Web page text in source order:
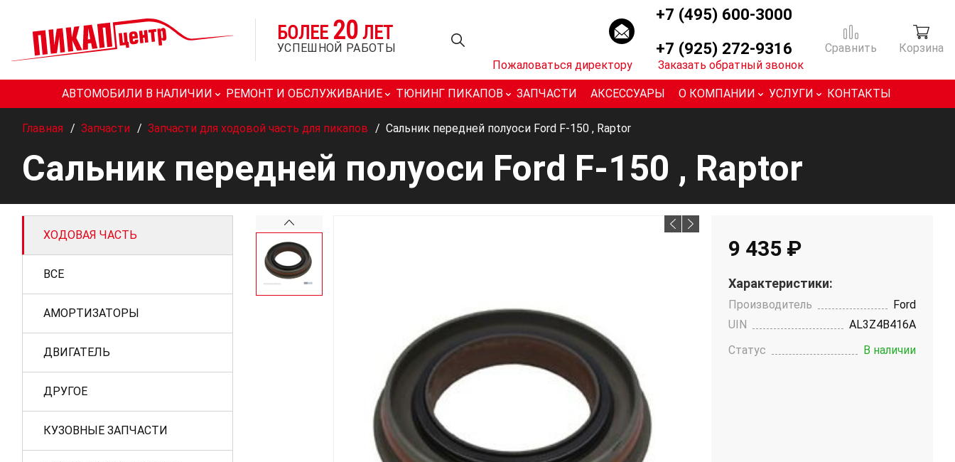
БОЛЕЕ 20 ЛЕТ
УСПЕШНОЙ РАБОТЫ
+7 (495) 600-3000
+7 (925) 272-9316
Пожаловаться директору Заказать обратный звонок
Сравнить Корзина
АВТОМОБИЛИ В НАЛИЧИИ РЕМОНТ И ОБСЛУЖИВАНИЕ ТЮНИНГ ПИКАПОВ ЗАПЧАСТИ АКСЕССУАРЫ О КОМПАНИИ УСЛУГИ КОНТАКТЫ
Главная / Запчасти / Запчасти для ходовой часть для пикапов / Сальник передней полуоси Ford F-150 , Raptor
Сальник передней полуоси Ford F-150 , Raptor
ХОДОВАЯ ЧАСТЬ
ВСЕ
АМОРТИЗАТОРЫ
ДВИГАТЕЛЬ
ДРУГОЕ
КУЗОВНЫЕ ЗАПЧАСТИ
9 435 ₽
Характеристики:
Производитель
Ford
UIN
AL3Z4B416A
Статус
В наличии